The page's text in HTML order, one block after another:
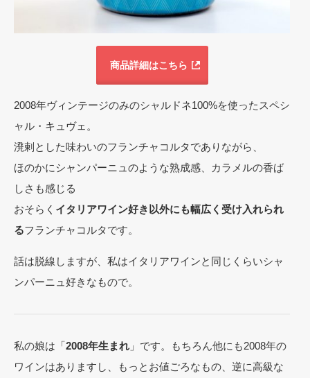
商品詳細はこちら
2008年ヴィンテージのみのシャルドネ100%を使ったスペシ
ャル・キュヴェ。
溌剌とした味わいのフランチャコルタでありながら、
ほのかにシャンパーニュのような熟成感、カラメルの香ば
しさも感じる
おそらく イタリアワイン好き以外にも幅広く受け入れられ
るフランチャコルタです。
話は脱線しますが、私はイタリアワインと同じくらいシャ
ンパーニュ好きなもので。
私の娘は「2008年生まれ 」です。もちろん他にも2008年の
ワインはありますし、もっとお値ごろなもの、逆に高級な